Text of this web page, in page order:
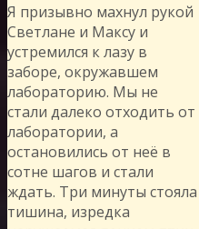
Я призывно махнул рукой
Светлане и Максу и
устремился к лазу в
заборе, окружавшем
лабораторию. Мы не
стали далеко отходить от
лаборатории, а
остановились от неё в
сотне шагов и стали
ждать. Три минуты стояла
тишина, изредка